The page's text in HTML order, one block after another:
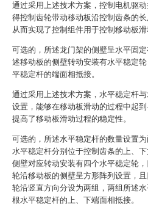
通过采用上述技术方案，控制电机驱
得控制齿轮带动移动板沿控制齿条的长
从而实现了控制组件用于控制移动板滑
可选的，所述龙门架的侧壁呈水平固
述移动板的侧壁转动安装有水平稳定
平稳定杆的端面相抵接。
通过采用上述技术方案，水平稳定杆
设置，能够在移动板滑动的过程中起
提高了移动板滑动过程的稳定性。
可选的，所述水平稳定杆的数量设置
水平稳定杆分别位于控制齿条的上、
侧壁对应转动安装有四个水平稳定轮
轮沿移动板的侧壁呈方形阵列设置，
轮沿竖直方向分设为两组，两组所述
根水平稳定杆的上、下端面相抵接。